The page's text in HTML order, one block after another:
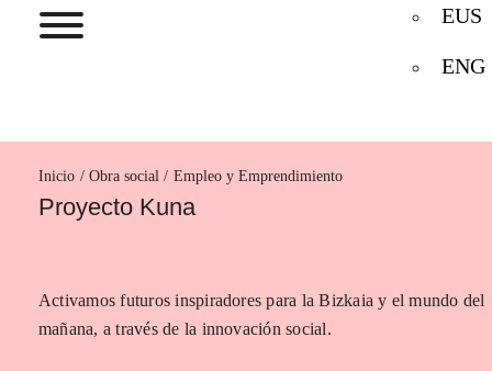
EUS
ENG
Inicio Empleo y Emprendimiento
Proyecto Kuna
Activamos futuros inspiradores para la Bizkaia y el mundo del
mañana, a través de la innovación social.